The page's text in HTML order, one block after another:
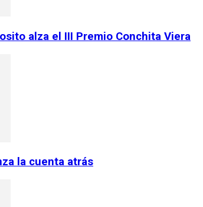
alza el III Premio Conchita Viera
la cuenta atrás